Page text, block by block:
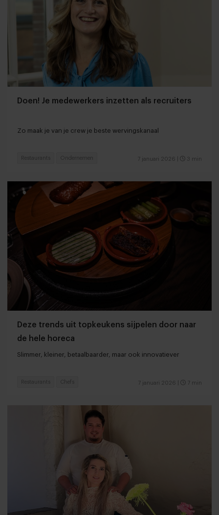
Doen! Je medewerkers inzetten als recruiters
Zo maak je van je crew je beste wervingskanaal
7 januari 2026 3 min
Restaurants Ondernemen
Deze trends uit topkeukens sijpelen door naar
de hele horeca
Slimmer, kleiner, betaalbaarder, maar ook innovatiever
7 januari 2026 7 min
Restaurants Chefs